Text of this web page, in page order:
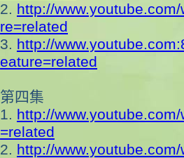
2. http://
re=related
3. http://
eature=related
第四集
1. http://
=related
2. http://